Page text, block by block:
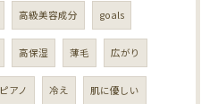
高級美容成分 goals
高保湿 薄毛 広がり
ピアノ 冷え 肌に優しい